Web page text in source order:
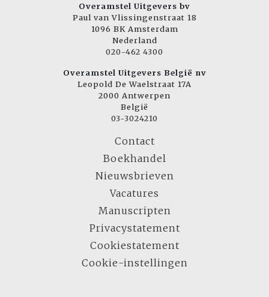
Overamstel Uitgevers bv
Paul van Vlissingenstraat 18
1096 BK Amsterdam
Nederland
020-462 4300
Overamstel Uitgevers België nv
Leopold De Waelstraat 17A
2000 Antwerpen
België
03-3024210
Contact
Boekhandel
Nieuwsbrieven
Vacatures
Manuscripten
Privacystatement
Cookiestatement
Cookie-instellingen